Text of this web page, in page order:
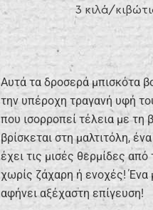
3 κιλά/
Αυτά τα δροσερά μπισκότα
την υπέροχη τραγανή υφή
που ισορροπεί τέλεια με τη
βρίσκεται στη μαλτιτόλη,
έχει τις μισές θερμίδες από
χωρίς ζάχαρη ή ενοχές! Ένα
αφήνει αξέχαστη επίγευση!